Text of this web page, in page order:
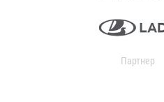
Партнер